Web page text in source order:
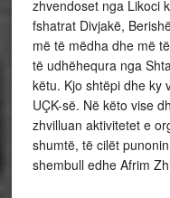
zhvendoset nga Likoci
fshatrat Divjakë,
më të mëdha dhe më
të udhëhequra nga
këtu. Kjo shtëpi dhe ky
UÇK-së. Në këto vise
zhvilluan aktivitetet e
shumtë, të cilët
shembull edhe Afrim